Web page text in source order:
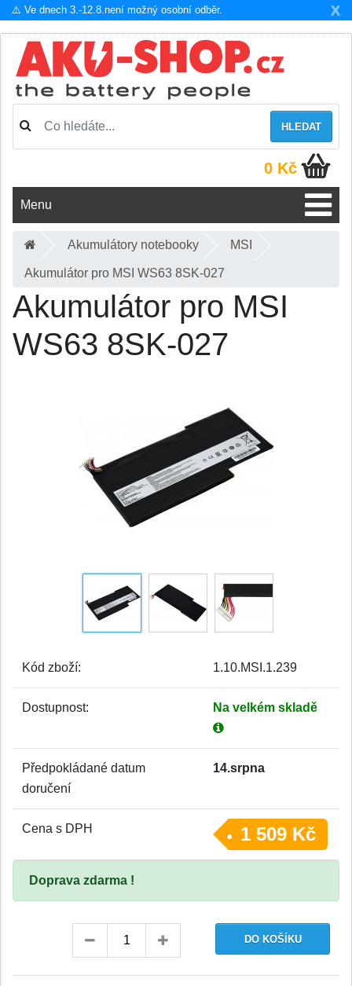
X
⚠️ Ve dnech 3.-12.8.není možný osobní odběr.
HLEDAT
0 Kč
Menu
Akumulátory notebooky MSI
Akumulátor pro MSI WS63 8SK-027
Akumulátor pro MSI
WS63 8SK-027
Kód zboží: 1.10.MSI.1.239
Dostupnost: Na velkém skladě
Předpokládané datum
doručení
14.srpna
Cena s DPH 1 509 Kč
Doprava zdarma !